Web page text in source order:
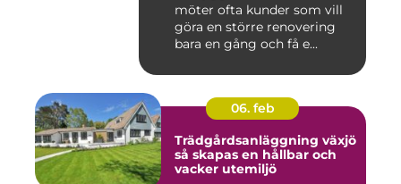
möter ofta kunder som vill
göra en större renovering
bara en gång och få e...
06. feb
Trädgårdsanläggning växjö
så skapas en hållbar och
vacker utemiljö